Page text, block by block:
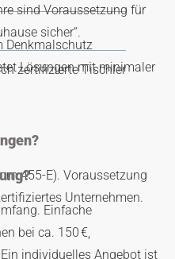
zertifizierte Tischler
sind Voraussetzung für
sicher“.
Denkmalschutz
Lösungen mit minimaler
455-E). Voraussetzung
Unternehmen.
Einfache
bei ca. 150 €,
individuelles Angebot ist